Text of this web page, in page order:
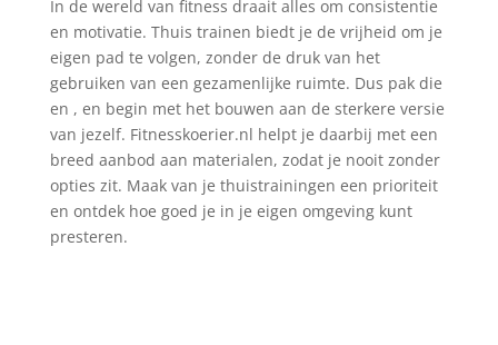
In de wereld van fitness draait alles om consistentie
en motivatie. Thuis trainen biedt je de vrijheid om je
eigen pad te volgen, zonder de druk van het
gebruiken van een gezamenlijke ruimte. Dus pak die
en , en begin met het bouwen aan de sterkere versie
van jezelf. Fitnesskoerier.nl helpt je daarbij met een
breed aanbod aan materialen, zodat je nooit zonder
opties zit. Maak van je thuistrainingen een prioriteit
en ontdek hoe goed je in je eigen omgeving kunt
presteren.